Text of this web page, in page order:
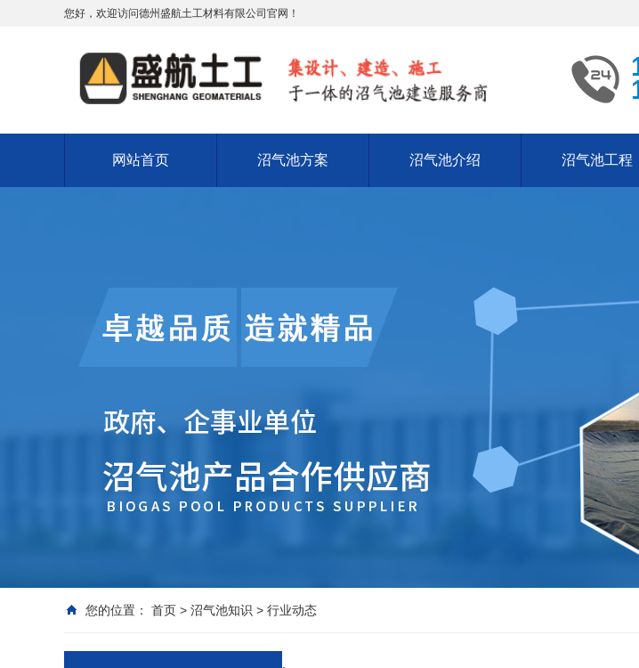
您好，欢迎访问德州盛航土工材料有限公司官网！
网站首页 沼气池方案 沼气池介绍 沼气池工程
您的位置： 首页 > 沼气池知识 > 行业动态